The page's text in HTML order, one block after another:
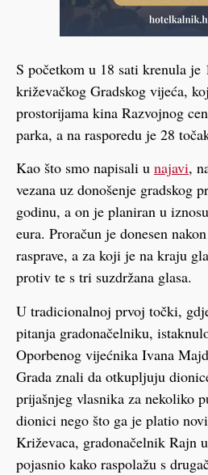
S početkom u 18 sati krenula je
križevačkog Gradskog vijeća,
prostorijama kina Razvojnog
parka, a na rasporedu je 28
Kao što smo napisali u najavi,
vezana uz donošenje gradskog
godinu, a on je planiran u
eura. Proračun je donesen
rasprave, a za koji je na kraju
protiv te s tri suzdržana glasa.
U tradicionalnoj prvoj točki,
pitanja gradonačelniku,
Oporbenog vijećnika Ivana
Grada znali da otkupljuju
prijašnjeg vlasnika za nekoliko
dionici nego što ga je platio novi
Križevaca, gradonačelnik Rajn
pojasnio kako raspolažu s